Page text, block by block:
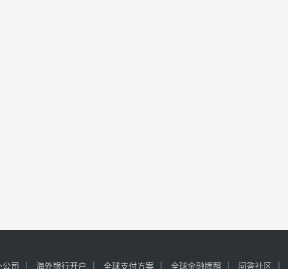
公司 海外银行开户 全球支付方案 全球金融牌照 问答社区